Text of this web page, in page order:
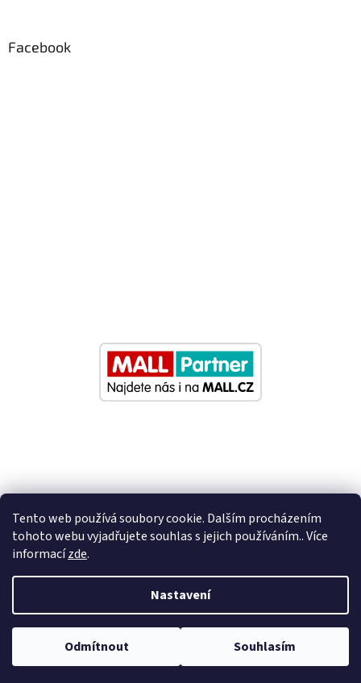
Tento web používá soubory cookie. Dalším procházením
tohoto webu vyjadřujete souhlas s jejich používáním.. Více
informacízde.
Nastavení
Odmítnout Souhlasím
Facebook
Nastavil tým EshopyUmíme.cz
Copyright 2026Eurosedacky.cz . Všechna práva vyhrazena.